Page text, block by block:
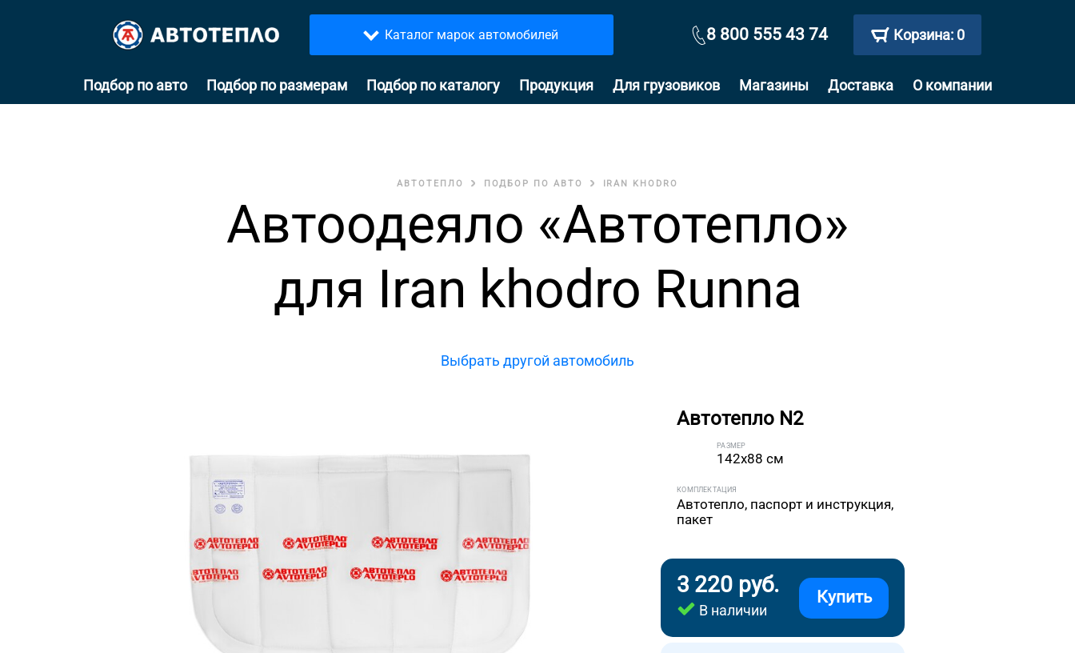
Каталог марок автомобилей 8 800 555 43 74 Корзина: 0
Подбор по авто Подбор по размерам Подбор по каталогу Продукция Для грузовиков Магазины Доставка О компании
АВТОТЕПЛО ПОДБОР ПО АВТО IRAN KHODRO
Автоодеяло «Автотепло»
для Iran khodro Runna
Выбрать другой автомобиль
Автотепло N2
РАЗМЕР
142x88 см
КОМПЛЕКТАЦИЯ
Автотепло, паспорт и инструкция,
пакет
3 220 руб.
В наличии
Купить